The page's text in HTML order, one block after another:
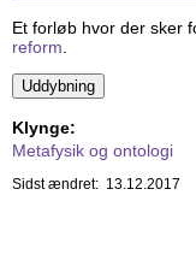
Et forløb hvor der sker
reform
Klynge:
Metafysik og ontologi
Sidst ændret: 13.12.2017